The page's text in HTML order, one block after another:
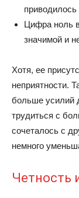
Цифра ноль
значимой и
Хотя, ее
неприятности.
больше усилий
трудиться с
сочеталось с
немного
Четность